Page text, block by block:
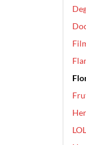
LOL